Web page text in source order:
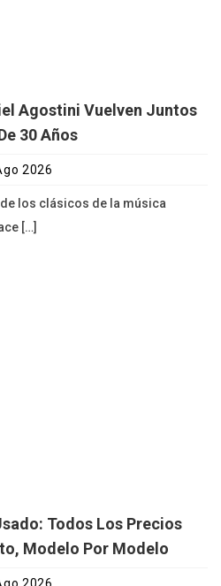
Agostini Vuelven Juntos
30 Años
2026
los clásicos de la música
[…]
Todos Los Precios
Modelo Por Modelo